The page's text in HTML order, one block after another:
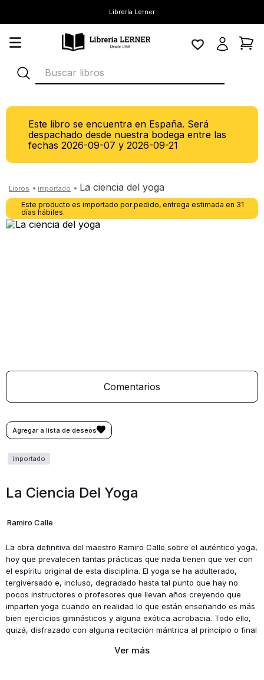
Librería Lerner
Buscar libros
Este libro se encuentra en España. Será
despachado desde nuestra bodega entre las
fechas2026-09-07 y2026-09-21
la ciencia del yoga
Este producto es importado por pedido, entrega estimada en 31
días hábiles.
Comentarios
La Ciencia Del Yoga
Ramiro Calle
La obra definitiva del maestro Ramiro Calle sobre el auténtico yoga,
hoy que prevalecen tantas prácticas que nada tienen que ver con
el espíritu original de esta disciplina. El yoga se ha adulterado,
tergiversado e, incluso, degradado hasta tal punto que hay no
pocos instructores o profesores que llevan años creyendo que
imparten yoga cuando en realidad lo que están enseñando es más
bien ejercicios gimnásticos y alguna exótica acrobacia. Todo ello,
quizá, disfrazado con alguna recitación mántrica al principio o final
practicar los métodos genuinos, adquirir la verdadera actitud que